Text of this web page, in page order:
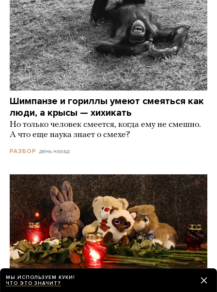
Шимпанзе и гориллы умеют смеяться как
люди, а крысы — хихикать
Но только человек смеется, когда ему не смешно.
А что еще наука знает о смехе?
РАЗБОР день назад
МЫ ИСПОЛЬЗУЕМ КУКИ!
ЧТО ЭТО ЗНАЧИТ?